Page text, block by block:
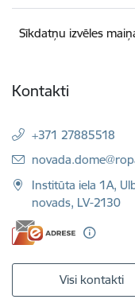
Sīkdatņu izvēles
Kontakti
+371 27885518
E-pasts:
Institūta iela 1A,
novads, LV-2130
Visi kontakti